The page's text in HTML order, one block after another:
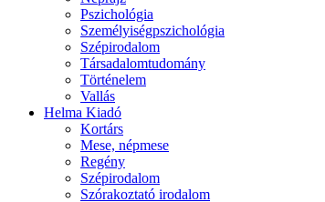
Pszichológia
Személyiségpszichológia
Szépirodalom
Társadalomtudomány
Történelem
Vallás
Helma Kiadó
Kortárs
Mese, népmese
Regény
Szépirodalom
Szórakoztató irodalom